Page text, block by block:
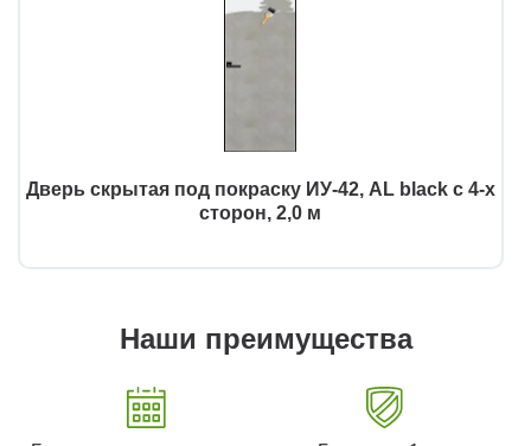
Дверь скрытая под покраску ИУ-42, AL black с 4-х
сторон, 2,0 м
Наши преимущества